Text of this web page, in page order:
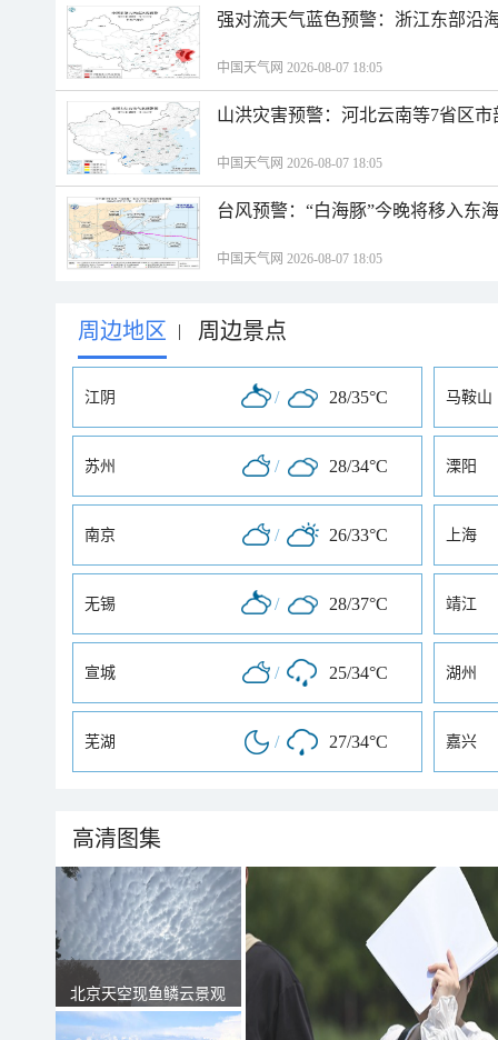
强对流天气蓝色预警：浙江东部沿
中国天气网 2026-08-07 18:05
山洪灾害预警：河北云南等7省区
中国天气网 2026-08-07 18:05
台风预警：“白海豚”今晚将移入东
中国天气网 2026-08-07 18:05
周边地区 | 周边景点
江阴 / 28/35°C 马鞍山
苏州 / 28/34°C 溧阳
南京 / 26/33°C 上海
无锡 / 28/37°C 靖江
宣城 / 25/34°C 湖州
芜湖 / 27/34°C 嘉兴
高清图集
北京天空现鱼鳞云景观